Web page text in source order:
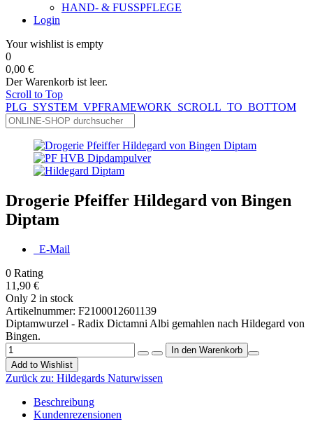
HAND- & FUSSPFLEGE
Login
Your wishlist is empty
0
0,00 €
Der Warenkorb ist leer.
Scroll to Top
PLG_SYSTEM_VPFRAMEWORK_SCROLL_TO_BOTTOM
Drogerie Pfeiffer Hildegard von Bingen
Diptam
E-Mail
0 Rating
11,90 €
Only 2 in stock
Artikelnummer: F2100012601139
Diptamwurzel - Radix Dictamni Albi gemahlen nach Hildegard von
Bingen.
Add to Wishlist
Zurück zu: Hildegards Naturwissen
Beschreibung
Kundenrezensionen